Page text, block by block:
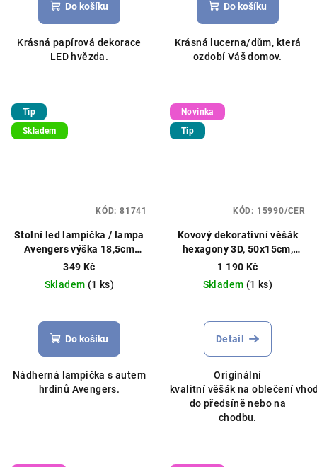
Do košíku
Krásná papírová dekorace
LED hvězda.
Do košíku
Krásná lucerna/dům, která
ozdobí Váš domov.
Tip
Skladem
Stolní led lampička / lampa
Avengers výška 18,5cm
modrá
349 Kč
Skladem (1 ks)
Do košíku
Nádherná lampička s autem
hrdinů Avengers.
KÓD: 81741
Novinka
Tip
Kovový dekorativní věšák
hexagony 3D, 50x15cm,
černý
1 190 Kč
Skladem (1 ks)
Detail
Originální
kvalitní věšák na oblečení
do předsíně nebo na
chodbu.
KÓD: 15990/CER